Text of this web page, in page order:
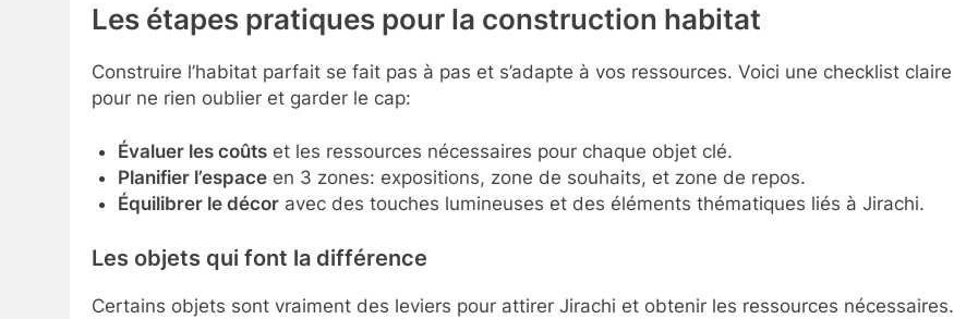
Les étapes pratiques pour la construction habitat
Construire l’habitat parfait se fait pas à pas et s’adapte à vos ressources. Voici une checklist claire
pour ne rien oublier et garder le cap:
Évaluer les coûtset les ressources nécessaires pour chaque objet clé.
Planifier l’espaceen 3 zones: expositions, zone de souhaits, et zone de repos.
Équilibrer le décoravec des touches lumineuses et des éléments thématiques liés à Jirachi.
Les objets qui font la différence
Certains objets sont vraiment des leviers pour attirer Jirachi et obtenir les ressources nécessaires.